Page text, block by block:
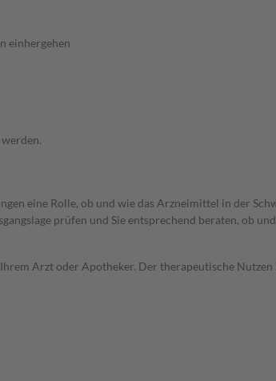
einhergehen
eine Rolle, ob und wie das Arzneimittel in der
prüfen und Sie entsprechend beraten, ob
Arzt oder Apotheker. Der therapeutische Nutzen